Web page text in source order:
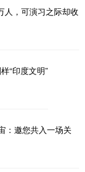
人，可演习之际却收
“印度文明”
：邀您共入一场关